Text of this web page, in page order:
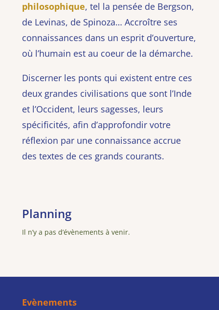
philosophique, tel la pensée de Bergson,
de Levinas, de Spinoza… Accroître ses
connaissances dans un esprit d’ouverture,
où l’humain est au coeur de la démarche.
Discerner les ponts qui existent entre ces
deux grandes civilisations que sont l’Inde
et l’Occident, leurs sagesses, leurs
spécificités, afin d’approfondir votre
réflexion par une connaissance accrue
des textes de ces grands courants.
Planning
Il n’y a pas d’évènements à venir.
Evènements